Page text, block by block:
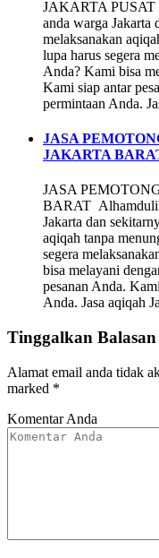
JAKARTA PUSAT
anda warga Jakarta
melaksanakan
lupa harus segera
Anda? Kami bisa
Kami siap antar
permintaan Anda.
JASA
JAKARTA
JASA
BARAT
Jakarta dan
aqiqah tanpa
segera
bisa melayani
pesanan Anda.
Anda. Jasa aqiqah
Tinggalkan Balasan
Alamat email anda tidak
marked *
Komentar Anda